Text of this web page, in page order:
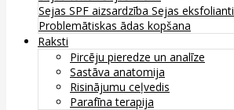
Sejas SPF aizsardzība Sejas eksfolianti
Problemātiskas ādas kopšana
Raksti
Pircēju pieredze un analīze
Sastāva anatomija
Risinājumu ceļvedis
Parafīna terapija